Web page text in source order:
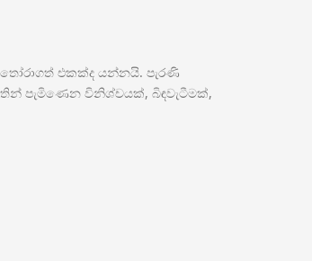
එකක්ද යන්නයි. පැරණි
පැමිණෙන විනිශ්චයක්, බිඳවැටීමක්,